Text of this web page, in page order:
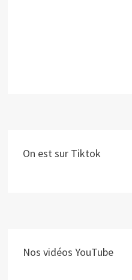
On est sur Tiktok
Nos vidéos YouTube